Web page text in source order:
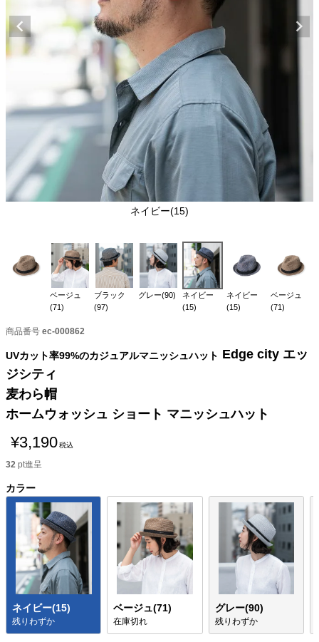
ネイビー(15)
ベージュ
(71)
ブラック
(97)
グレー(90)
ネイビー
(15)
ネイビー
(15)
ベージュ
(71)
商品番号 ec-000862
UVカット率99%のカジュアルマニッシュハット Edge city エッ
ジシティ
麦わら帽
ホームウォッシュ ショート マニッシュハット
¥3,190税込
32 pt進呈
カラー
ネイビー(15)
残りわずか
ベージュ(71)
在庫切れ
グレー(90)
残りわずか